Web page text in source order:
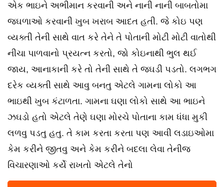
એક ભાઇને અભીમાન કરવાની અને નાની નાની બાબતોમા
જઘળાઓ કરવાની ખુબ ખરાબ આદત હતી. જે કોઇ પણ
વ્યક્તી તેની સાથે વાત કરે તેને તે પોતાની મોટી મોટી વાતોથી
નીચા પાળવાનો પ્રયત્ન કરતો, જો કોઇનાથી ભુલ થઈ
જાય, આનાકાની કરે તો તેની સાથે તે જઘડી પડતો. લગભગ
દરેક વ્યક્તી સાથે આવુ બનતુ એટલે ગામના લોકો આ
ભાઇથી ખુબ કંટાળતા. ગામના ઘણા લોકો સાથે આ ભાઇને
ઝઘડો હતો એટલે તેણે ઘણા મોરચે પોતાના કામ ધંધા મુકી
લળવુ પડતુ હતુ. તે કામ કરતા કરતા પણ આવી લડાઇઓમા
કેમ કરીને જીતવુ અને કેમ કરીને બદલા લેવા તેનીજ
વિચારણાઓ કર્યે રાખતો એટલે તેનો